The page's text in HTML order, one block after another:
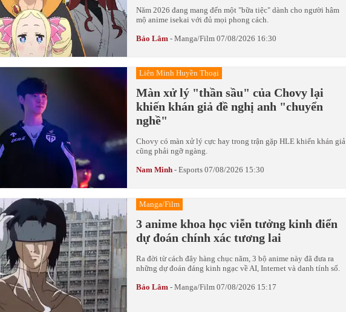
Năm 2026 đang mang đến một "bữa tiệc" dành cho người hâm
mộ anime isekai với đủ mọi phong cách.
Bảo Lâm - Manga/Film 07/08/2026 16:30
Liên Minh Huyền Thoại
Màn xử lý "thần sầu" của Chovy lại
khiến khán giả đề nghị anh "chuyển
nghề"
Chovy có màn xử lý cực hay trong trận gặp HLE khiến khán giả
cũng phải ngỡ ngàng.
Nam Minh - Esports 07/08/2026 15:30
Manga/Film
3 anime khoa học viễn tưởng kinh điển
dự đoán chính xác tương lai
Ra đời từ cách đây hàng chục năm, 3 bộ anime này đã đưa ra
những dự đoán đáng kinh ngạc về AI, Internet và danh tính số.
Bảo Lâm - Manga/Film 07/08/2026 15:17